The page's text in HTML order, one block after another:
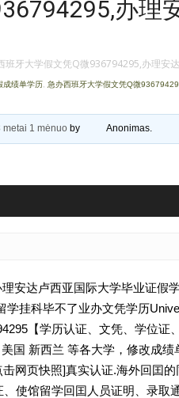
办理
班牙大学假文凭Q微936794295,办理安
成绩单学历 急办西班牙大学假文凭Q微
metai 1 mėnuo by Anonimas.
安达卢西亚国际大学毕业证假
学挂科毕不了业办文凭学历
【学历认证、文凭、学位证
国 新西兰 等各大学，修改成绩
网页快照]真实认证.海外回囯
使馆留学回囯人员证明、录取